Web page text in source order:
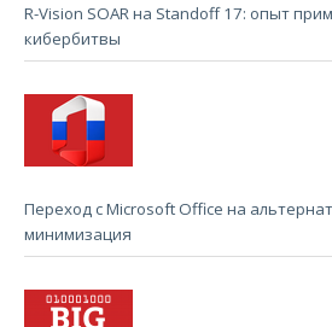
R-Vision SOAR на Standoff 17: опыт
кибербитвы
Переход с Microsoft Office на
минимизация